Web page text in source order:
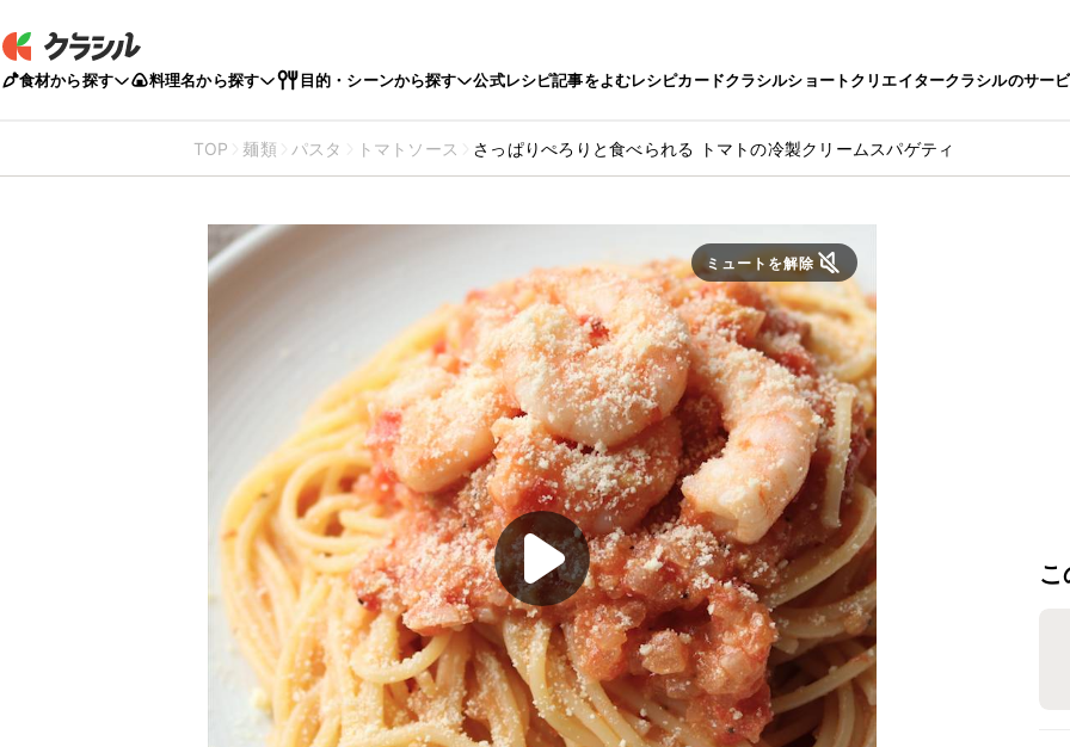
食材から探す 料理名から探す 目的・シーンから探す 公式レシピ記事をよむレシピカードクラシルショートクリエイタークラシルのサー
TOP 麺類 パスタ トマトソース さっぱりぺろりと食べられる トマトの冷製クリームスパゲティ
ミュートを解除